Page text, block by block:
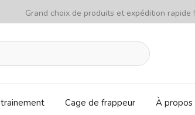
Grand choix de produits et expédition rapide !
Cage de frappeur À propos